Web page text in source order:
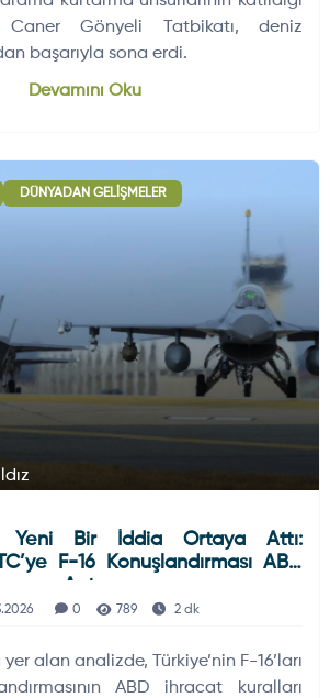
Caner Gönyeli Tatbikatı, deniz
başarıyla sona erdi.
Devamını Oku
DÜNYADAN GELIŞMELER
Yeni Bir İddia Ortaya Attı:
F-16 Konuşlandırması ABD
Açtı
0 789 2 dk
yer alan analizde, Türkiye’nin F-16’ları
ABD ihracat kuralları